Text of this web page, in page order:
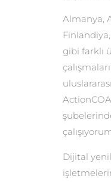
Almanya,
gibi farklı
Dijital